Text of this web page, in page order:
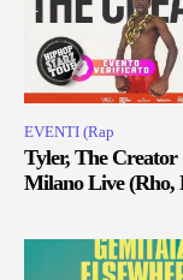
EVENTI (Rap
Tyler, The Creator
Milano Live (Rho,